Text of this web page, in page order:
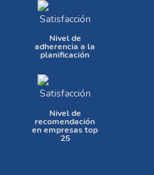
Nivel de
adherencia a la
planificación
Nivel de
recomendación
en empresas top
25